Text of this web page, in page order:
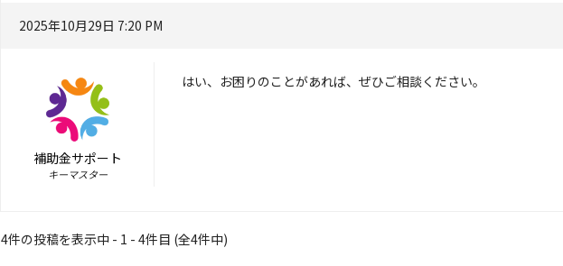
2025年10月29日 7:20 PM
補助金サポート
キーマスター
はい、お困りのことがあれば、ぜひご相談ください。
4件の投稿を表示中 - 1 - 4件目 (全4件中)